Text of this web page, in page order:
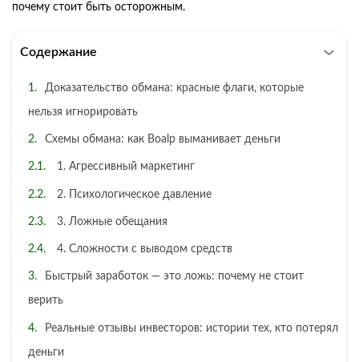
почему стоит быть осторожным.
Содержание
Доказательство обмана: красные флаги, которые
нельзя игнорировать
Схемы обмана: как Boalp выманивает деньги
1. Агрессивный маркетинг
2. Психологическое давление
3. Ложные обещания
4. Сложности с выводом средств
Быстрый заработок — это ложь: почему не стоит
верить
Реальные отзывы инвесторов: истории тех, кто потерял
деньги